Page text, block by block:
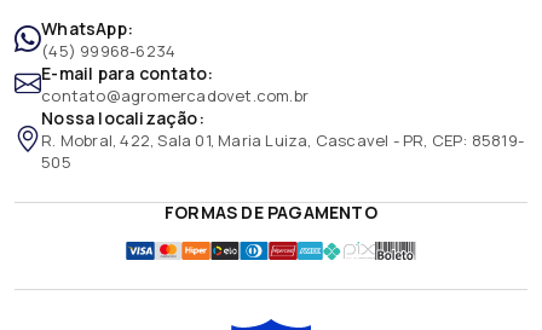
WhatsApp:
(45) 99968-6234
E-mail para contato:
contato@agromercadovet.com.br
Nossa localização:
R. Mobral, 422, Sala 01, Maria Luiza, Cascavel - PR, CEP: 85819-
505
FORMAS DE PAGAMENTO